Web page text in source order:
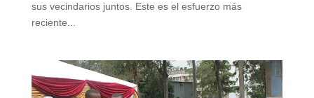
sus vecindarios juntos. Este es el esfuerzo más
reciente...